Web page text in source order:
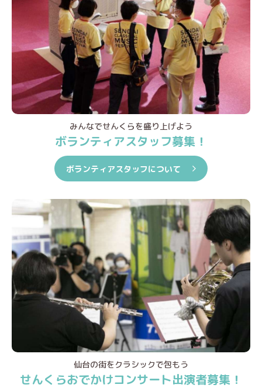
みんなでせんくらを盛り上げよう
ボランティアスタッフ募集！
ボランティアスタッフについて
仙台の街をクラシックで包もう
せんくらおでかけコンサート出演者募集！